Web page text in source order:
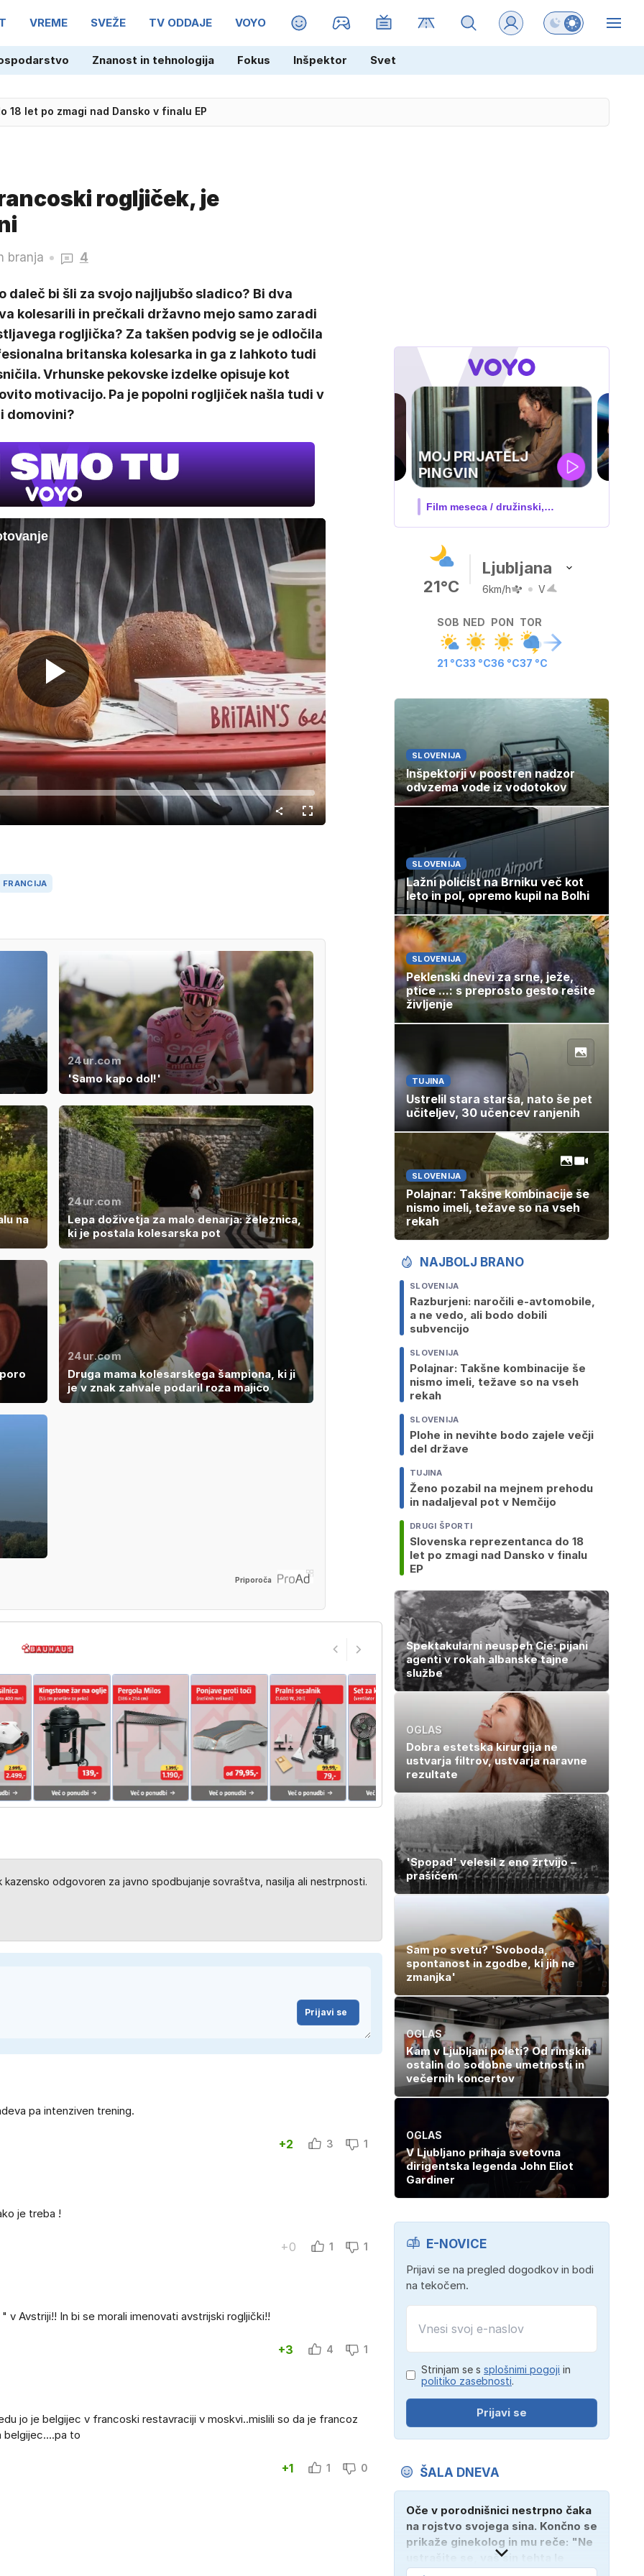
VREME SVEŽE TV ODDAJE VOYO MAGAZIN Preklopi barvni
Znanost in tehnologija Fokus Inšpektor Svet
rogljiček, je
branja 4
daleč bi šli za svojo najljubšo sladico? Bi dva
kolesarili in prečkali državno mejo samo zaradi
rogljička? Za takšen podvig se je odločila
britanska kolesarka in ga z lahkoto tudi
Vrhunske pekovske izdelke opisuje kot
motivacijo. Pa je popolni rogljiček našla tudi v
domovini?
Predvajaj
Celozaslonski
način
FRANCIJA
24ur.com
'Samo kapo dol!'
na
24ur.com
Lepa doživetja za malo denarja: železnica,
ki je postala kolesarska pot
24ur.com
Druga mama kolesarskega šampiona, ki ji
je v znak zahvale podaril roza majico
Priporoča
kazensko odgovoren za javno spodbujanje sovraštva, nasilja ali nestrpnosti.
Prijavi se
pa intenziven trening.
+2 3 1
je treba !
+0 1 1
Avstriji!! In bi se morali imenovati avstrijski rogljički!!
+3 4 1
jo je belgijec v francoski restavraciji v moskvi..mislili so da je francoz
belgijec....pa to
+1 1 0
UEFA
SUPERPOKAL
V živo na VOYO: sreda ob 20.30
21°C
Ljubljana
6km/h V
SOB
21 °C
NED
33 °C
PON
36 °C
TOR
37 °C
SLOVENIJA
Inšpektorji v poostren nadzor
odvzema vode iz vodotokov
SLOVENIJA
Lažni policist na Brniku več kot
leto in pol, opremo kupil na Bolhi
SLOVENIJA
Peklenski dnevi za srne, ježe,
ptice ...: s preprosto gesto rešite
življenje
TUJINA
Ustrelil stara starša, nato še pet
učiteljev, 30 učencev ranjenih
SLOVENIJA
Polajnar: Takšne kombinacije še
nismo imeli, težave so na vseh
rekah
NAJBOLJ BRANO
SLOVENIJA
Razburjeni: naročili e-avtomobile,
a ne vedo, ali bodo dobili
subvencijo
SLOVENIJA
Polajnar: Takšne kombinacije še
nismo imeli, težave so na vseh
rekah
SLOVENIJA
Plohe in nevihte bodo zajele večji
del države
TUJINA
Ženo pozabil na mejnem prehodu
in nadaljeval pot v Nemčijo
DRUGI ŠPORTI
Slovenska reprezentanca do 18
let po zmagi nad Dansko v finalu
EP
Spektakularni neuspeh Cie: pijani
agenti v rokah albanske tajne
službe
OGLAS
Dobra estetska kirurgija ne
ustvarja filtrov, ustvarja naravne
rezultate
'Spopad' velesil z eno žrtvijo –
prašičem
Sam po svetu? 'Svoboda,
spontanost in zgodbe, ki jih ne
zmanjka'
OGLAS
Kam v Ljubljani poleti? Od rimskih
ostalin do sodobne umetnosti in
večernih koncertov
OGLAS
V Ljubljano prihaja svetovna
dirigentska legenda John Eliot
Gardiner
E-NOVICE
Prijavi se na pregled dogodkov in bodi
na tekočem.
Strinjam se s splošnimi pogoji in
politiko zasebnosti.
Prijavi se
ŠALA DNEVA
Oče v porodnišnici nestrpno čaka
na rojstvo svojega sina. Končno se
prikaže ginekolog in mu reče: "Ne
ustrašite se, vaš sin tehta le